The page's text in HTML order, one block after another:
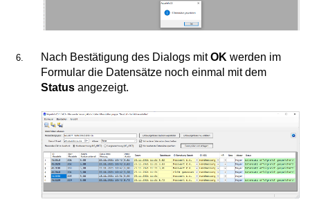
Nach Bestätigung des Dialogs mitOK werden im
Formular die Datensätze noch einmal mit dem
Status angezeigt.